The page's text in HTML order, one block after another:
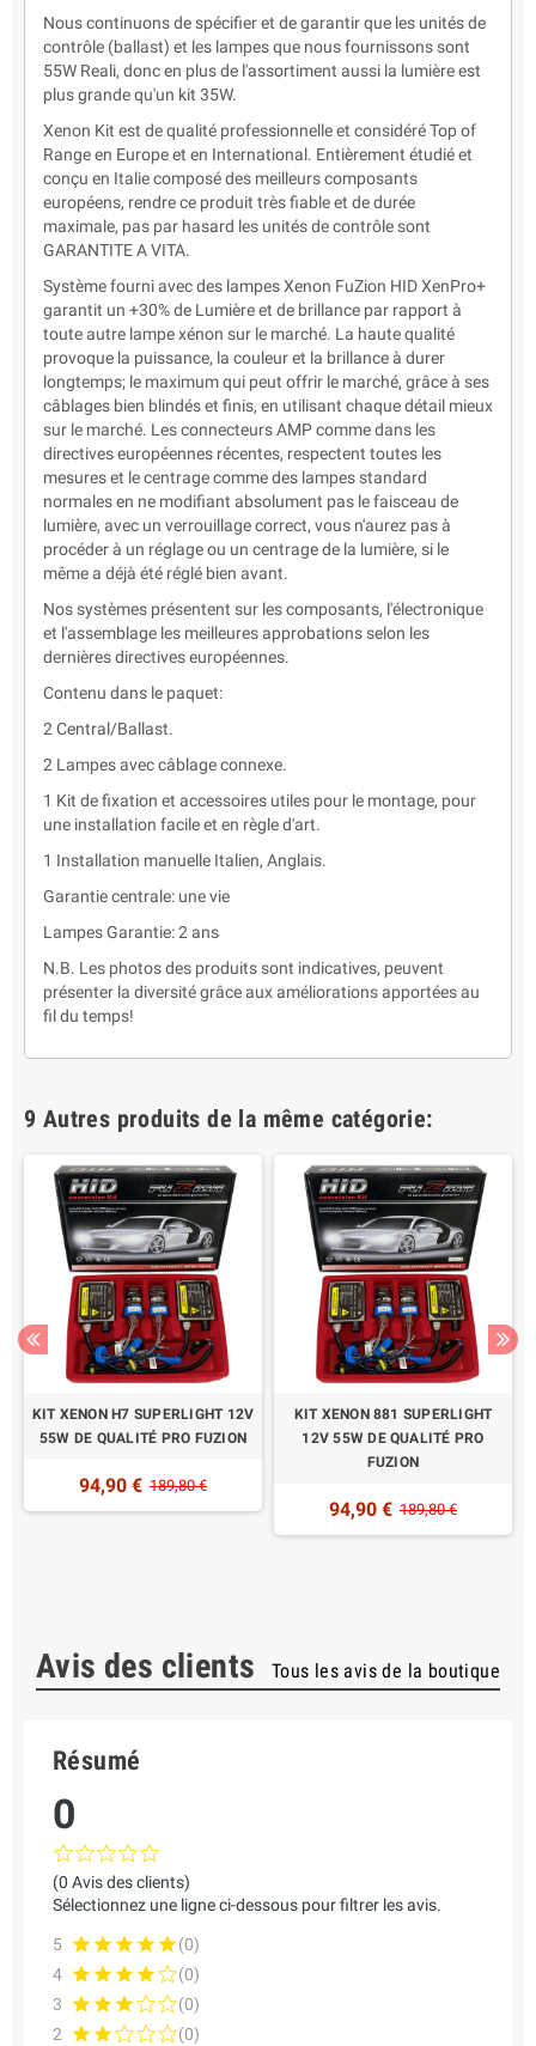
Nous continuons de spécifier et de garantir que les unités de
contrôle (ballast) et les lampes que nous fournissons sont
55W Reali, donc en plus de l'assortiment aussi la lumière est
plus grande qu'un kit 35W.
Xenon Kit est de qualité professionnelle et considéré Top of
Range en Europe et en International. Entièrement étudié et
conçu en Italie composé des meilleurs composants
européens, rendre ce produit très fiable et de durée
maximale, pas par hasard les unités de contrôle sont
GARANTITE A VITA.
Système fourni avec des lampes Xenon FuZion HID XenPro+
garantit un +30% de Lumière et de brillance par rapport à
toute autre lampe xénon sur le marché. La haute qualité
provoque la puissance, la couleur et la brillance à durer
longtemps; le maximum qui peut offrir le marché, grâce à ses
câblages bien blindés et finis, en utilisant chaque détail mieux
sur le marché. Les connecteurs AMP comme dans les
directives européennes récentes, respectent toutes les
mesures et le centrage comme des lampes standard
normales en ne modifiant absolument pas le faisceau de
lumière, avec un verrouillage correct, vous n'aurez pas à
procéder à un réglage ou un centrage de la lumière, si le
même a déjà été réglé bien avant.
Nos systèmes présentent sur les composants, l'électronique
et l'assemblage les meilleures approbations selon les
dernières directives européennes.
Contenu dans le paquet:
2 Central/Ballast.
2 Lampes avec câblage connexe.
1 Kit de fixation et accessoires utiles pour le montage, pour
une installation facile et en règle d'art.
1 Installation manuelle Italien, Anglais.
Garantie centrale: une vie
Lampes Garantie: 2 ans
N.B. Les photos des produits sont indicatives, peuvent
présenter la diversité grâce aux améliorations apportées au
fil du temps!
9 Autres produits de la même catégorie:
KIT XENON H7 SUPERLIGHT 12V
55W DE QUALITÉ PRO FUZION
94,90 € 189,80 €
KIT XENON 881 SUPERLIGHT
12V 55W DE QUALITÉ PRO
FUZION
94,90 € 189,80 €
Avis des clients Tous les avis de la boutique
Résumé
0
(0 Avis des clients)
Sélectionnez une ligne ci-dessous pour filtrer les avis.
5
(0)
4
(0)
3
(0)
2
(0)